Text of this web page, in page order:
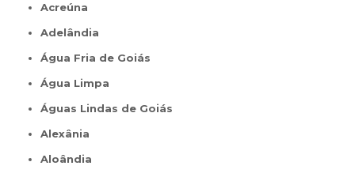
Acreúna
Adelândia
Água Fria de Goiás
Água Limpa
Águas Lindas de Goiás
Alexânia
Aloândia